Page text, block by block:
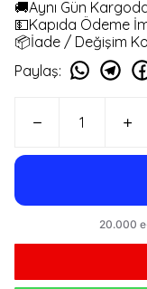
🚚Aynı Gün
💵Kapıda Ödeme
📦İade / Değişim
Paylaş: